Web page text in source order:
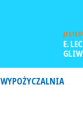
JESTEŚ
E.
WYPOŻYCZALNIA